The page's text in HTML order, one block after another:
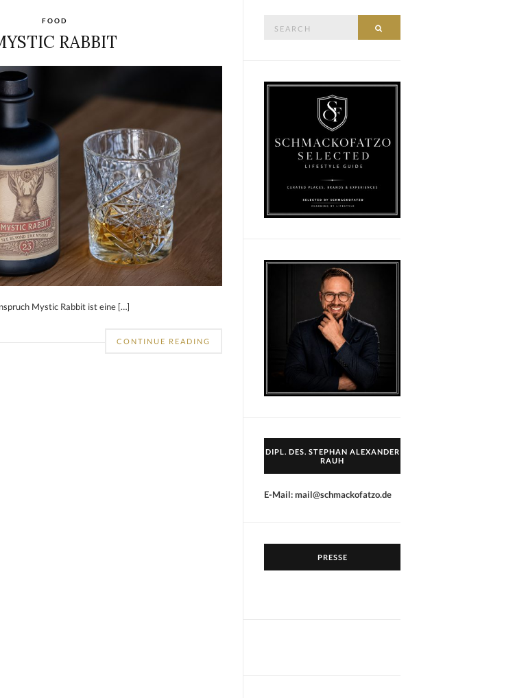
FOOD
RABBIT
Mystic Rabbit ist eine […]
CONTINUE READING
DIPL. DES. STEPHAN ALEXANDER
RAUH
E-Mail: mail@schmackofatzo.de
PRESSE